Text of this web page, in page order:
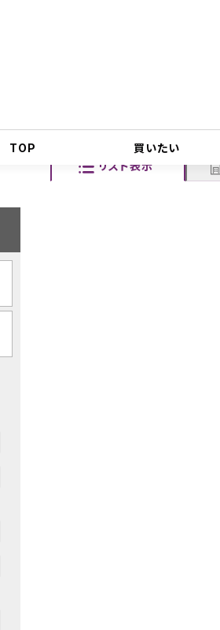
TOP 買いたい
リスト表示